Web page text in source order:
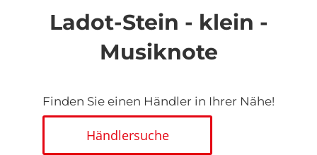
BildgalerieLadot-Stein - klein -
Musiknote
Finden Sie einen Händler in Ihrer Nähe!
Händlersuche